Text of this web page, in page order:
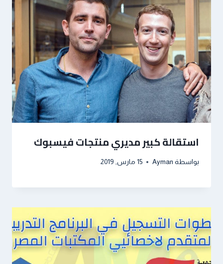
استقالة كبير مديري منتجات فيسبوك
بواسطة Ayman 15 مارس, 2019